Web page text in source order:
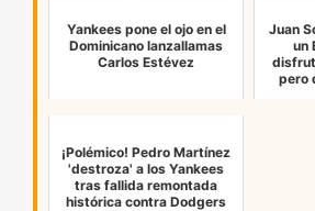
Yankees pone el ojo en el
Dominicano lanzallamas
Carlos Estévez
Juan
un
pero
¡Polémico! Pedro Martínez
'destroza' a los Yankees
tras fallida remontada
histórica contra Dodgers